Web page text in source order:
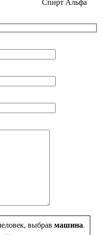
Спирт Альфа
выбрав машина.